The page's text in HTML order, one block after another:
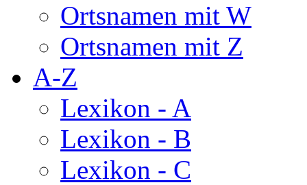
Ortsnamen mit W
Ortsnamen mit Z
A-Z
Lexikon - A
Lexikon - B
Lexikon - C